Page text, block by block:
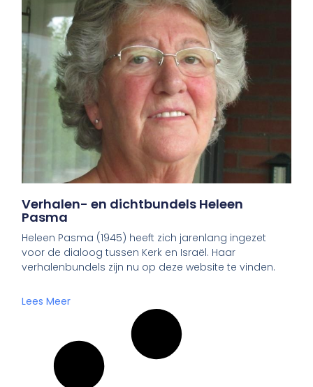
Verhalen- en dichtbundels Heleen
Pasma
Heleen Pasma (1945) heeft zich jarenlang ingezet
voor de dialoog tussen Kerk en Israël. Haar
verhalenbundels zijn nu op deze website te vinden.
Lees Meer